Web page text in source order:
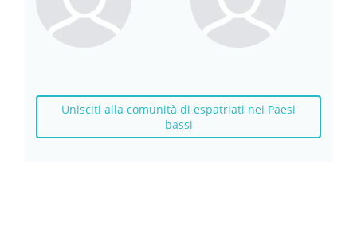
Unisciti alla comunità di espatriati nei Paesi
bassi